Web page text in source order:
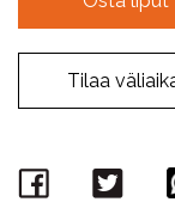
Tilaa